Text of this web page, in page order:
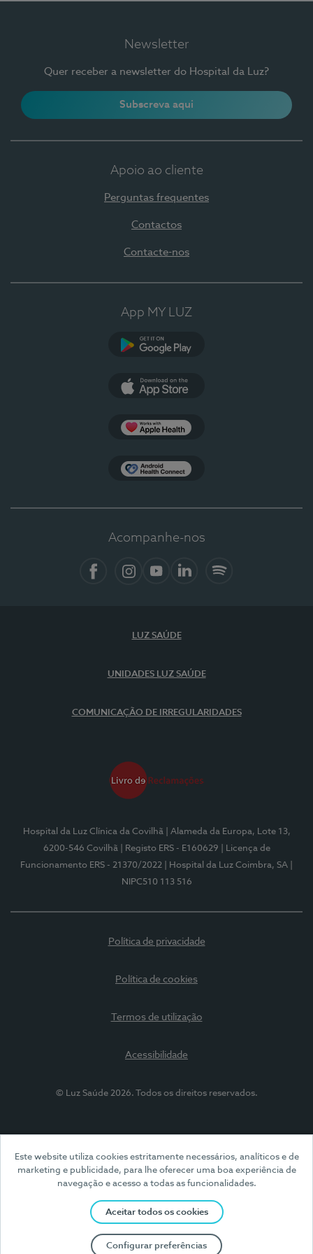
Este website utiliza cookies estritamente necessários, analíticos e de
marketing e publicidade, para lhe oferecer uma boa experiência de
navegação e acesso a todas as funcionalidades.
Aceitar todos os cookies
Configurar preferências
Newsletter
Quer receber a newsletter do Hospital da Luz?
Subscreva aqui
Apoio ao cliente
Perguntas frequentes
Contactos
Contacte-nos
App MY LUZ
Acompanhe-nos
LUZ SAÚDE
UNIDADES LUZ SAÚDE
COMUNICAÇÃO DE IRREGULARIDADES
Hospital da Luz Clínica da Covilhã
| Alameda da Europa, Lote 13,
6200-546 Covilhã
| Registo ERS - E160629
| Licença de
Funcionamento ERS - 21370/2022
| Hospital da Luz Coimbra, SA
NIPC510 113 516
Política de privacidade
Política de cookies
Termos de utilização
Acessibilidade
© Luz Saúde 2026. Todos os direitos reservados.